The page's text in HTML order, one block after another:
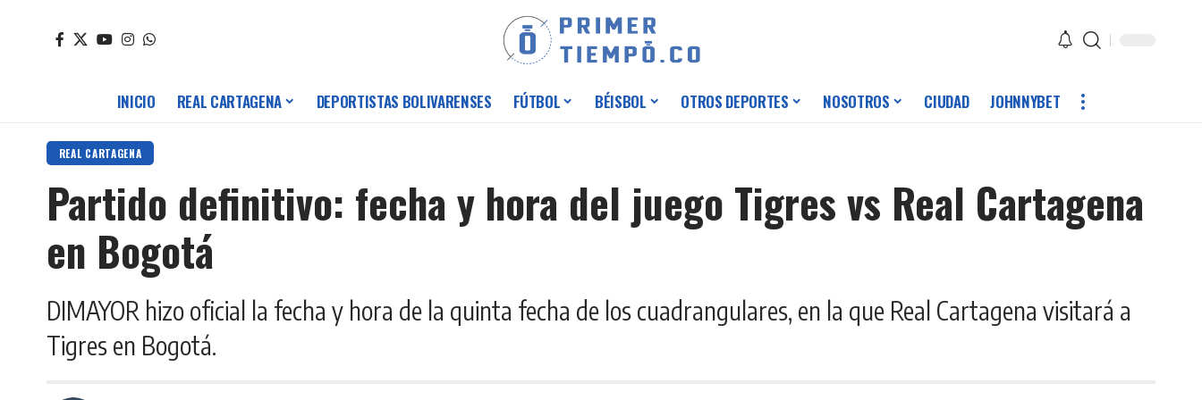
INICIO REAL CARTAGENA DEPORTISTAS BOLIVARENSES FÚTBOL BÉISBOL OTROS DEPORTES NOSOTROS CIUDAD JOHNNYBET
REAL CARTAGENA
Partido definitivo: fecha y hora del juego Tigres vs Real Cartagena
en Bogotá
DIMAYOR hizo oficial la fecha y hora de la quinta fecha de los cuadrangulares, en la que Real Cartagena visitará a
Tigres en Bogotá.